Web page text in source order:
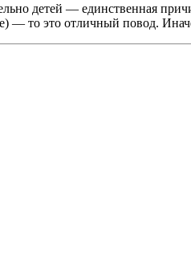
детей — единственная
— то это отличный повод.